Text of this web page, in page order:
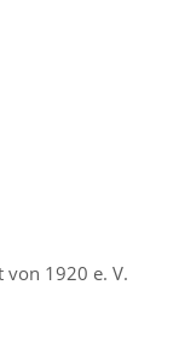
von 1920 e. V.